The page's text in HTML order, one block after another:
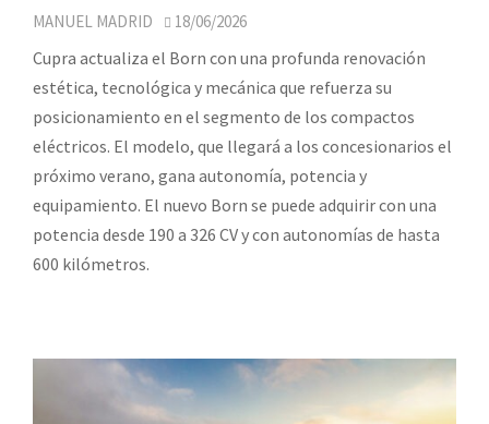
MANUEL MADRID 18/06/2026
Cupra actualiza el Born con una profunda renovación
estética, tecnológica y mecánica que refuerza su
posicionamiento en el segmento de los compactos
eléctricos. El modelo, que llegará a los concesionarios el
próximo verano, gana autonomía, potencia y
equipamiento. El nuevo Born se puede adquirir con una
potencia desde 190 a 326 CV y con autonomías de hasta
600 kilómetros.